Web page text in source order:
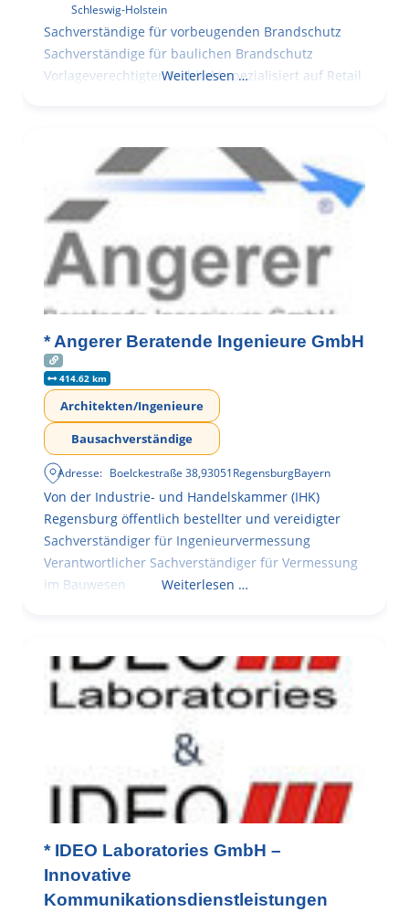
Schleswig-Holstein
Sachverständige für vorbeugenden Brandschutz
Sachverständige für baulichen Brandschutz
Vorlageverechtigter Architekt spezialisiert auf Retail
Weiterlesen …
* Angerer Beratende Ingenieure GmbH
414.62 km
Architekten/Ingenieure
Bausachverständige
Adresse: Boelckestraße 38,93051RegensburgBayern
Von der Industrie- und Handelskammer (IHK)
Regensburg öffentlich bestellter und vereidigter
Sachverständiger für Ingenieurvermessung
Verantwortlicher Sachverständiger für Vermessung
im Bauwesen
Weiterlesen …
* IDEO Laboratories GmbH –
Innovative
Kommunikationsdienstleistungen